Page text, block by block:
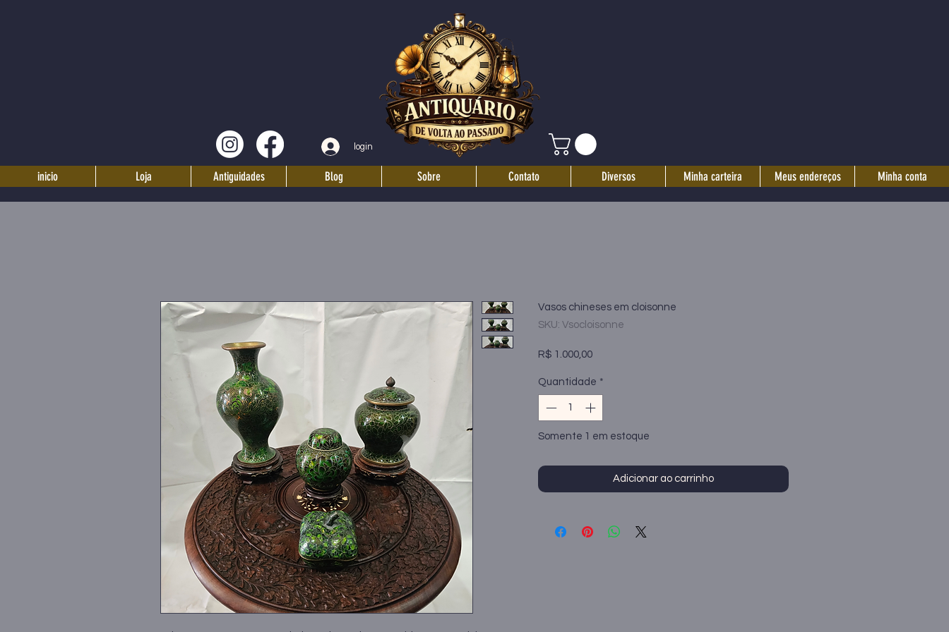
login
inicio Loja Antiguidades Blog Sobre Contato Diversos Minha carteira Meus endereços Minha conta
Vasos chineses em cloisonne
SKU: Vsocloisonne
R$ 1.000,00Preço
Quantidade *
Somente 1 em estoque
Adicionar ao carrinho